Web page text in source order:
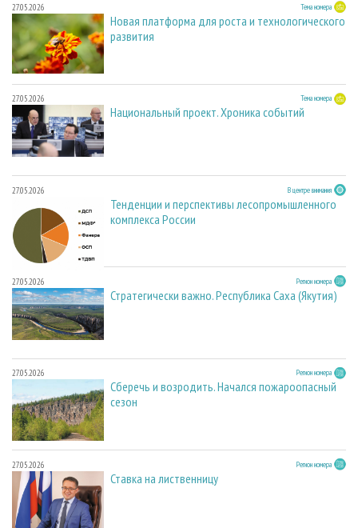
27.05.2026 Тема номера
Новая платформа для роста и технологического
развития
27.05.2026 Тема номера
Национальный проект. Хроника событий
27.05.2026 В центре внимания
Тенденции и перспективы лесопромышленного
комплекса России
27.05.2026 Регион номера
Стратегически важно. Республика Саха (Якутия)
27.05.2026 Регион номера
Сберечь и возродить. Начался пожароопасный
сезон
27.05.2026 Регион номера
Ставка на лиственницу